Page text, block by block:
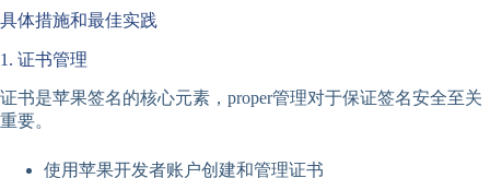
具体措施和最佳实践
1. 证书管理
证书是苹果签名的核心元素，proper管理对于保证签名安全至关
重要。
使用苹果开发者账户创建和管理证书